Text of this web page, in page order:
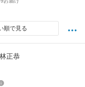
順で見る
正恭